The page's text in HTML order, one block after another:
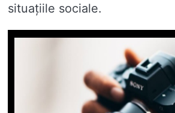
situațiile sociale.